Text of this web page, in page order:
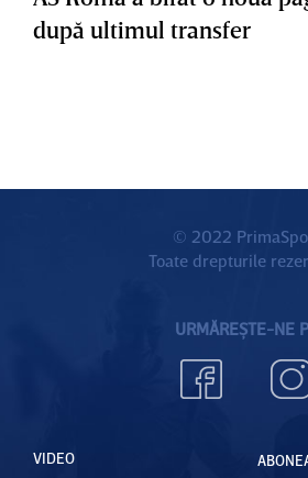
după ultimul transfer
© 2022
Toate drepturile
URMĂREȘTE-NE
VIDEO